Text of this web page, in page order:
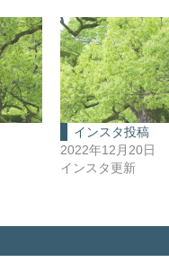
インスタ投稿
2022年12月20日
インスタ更新